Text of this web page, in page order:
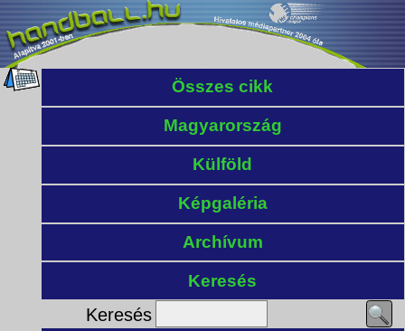
Összes cikk
Magyarország
Külföld
Képgaléria
Archívum
Keresés
Keresés